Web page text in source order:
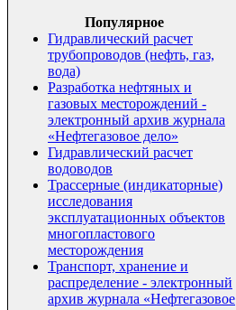
Популярное
Гидравлический расчет
трубопроводов (нефть, газ,
вода)
Разработка нефтяных и
газовых месторождений -
электронный архив журнала
«Нефтегазовое дело»
Гидравлический расчет
водоводов
Трассерные (индикаторные)
исследования
эксплуатационных объектов
многопластового
месторождения
Транспорт, хранение и
распределение - электронный
архив журнала «Нефтегазовое